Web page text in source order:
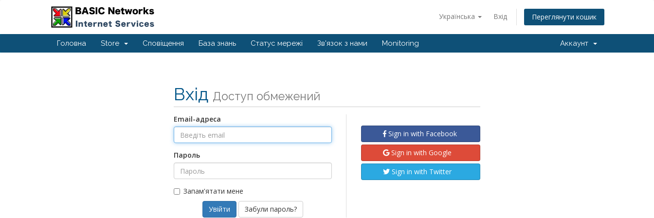
Українська Вхід Переглянути кошик
Головна Store Сповіщення База знань Статус мережі Зв'язок з нами Monitoring Аккаунт
Вхід Доступ обмежений
Email-адреса
Пароль
Запам'ятати мене
Забули пароль?
Sign in with Facebook
Sign in with Google
Sign in with Twitter